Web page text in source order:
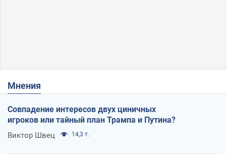
Мнения
Совпадение интересов двух циничных
игроков или тайный план Трампа и Путина?
Виктор Швец 14,3 т.